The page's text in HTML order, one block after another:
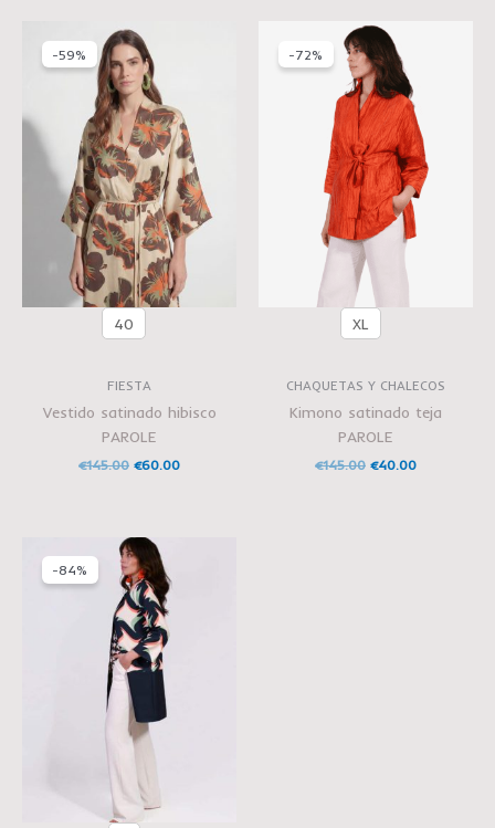
-59%
40
FIESTA
Vestido satinado hibisco
PAROLE
€145.00
El
precio
original
era:
€145.00.
€60.00
-72%
XL
CHAQUETAS Y CHALECOS
Kimono satinado teja
PAROLE
€145.00
El
precio
original
era:
€145.00.
€40.00
-84%
El
precio
original
era:
€185.00.